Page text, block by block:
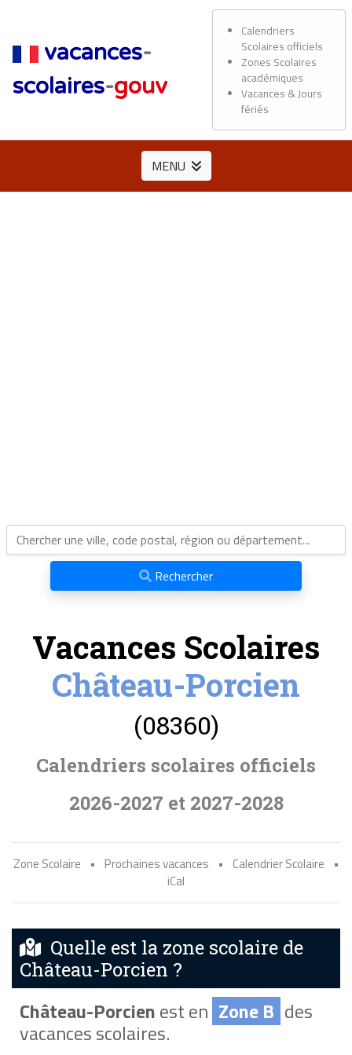
vacances-
scolaires-gouv
Calendriers
Scolaires officiels
Zones Scolaires
académiques
Vacances & Jours
fériés
MENU
Rechercher
Vacances Scolaires
Château-Porcien
(08360)
Calendriers scolaires officiels
2026-2027 et 2027-2028
Zone Scolaire • Prochaines vacances • Calendrier Scolaire
•
iCal
Quelle est la zone scolaire de
Château-Porcien ?
Château-Porcienest en Zone B des
vacances scolaires.